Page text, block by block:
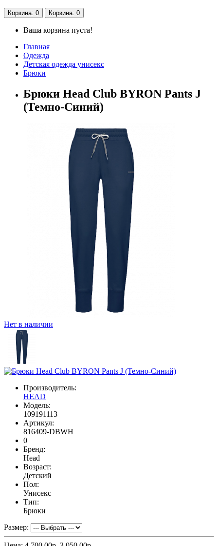
Корзина: 0 Корзина: 0
Ваша корзина пуста!
Главная
Одежда
Детская одежда унисекс
Брюки
Брюки Head Club BYRON Pants J
(Темно-Синий)
Нет в наличии
Производитель:
HEAD
Модель:
109191113
Артикул:
816409-DBWH
0
Бренд:
Head
Возраст:
Детский
Пол:
Унисекс
Тип:
Брюки
Размер: